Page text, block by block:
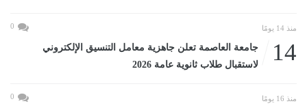
منذ 14 يومًا 0
14
جامعة العاصمة تعلن جاهزية معامل التنسيق الإلكتروني
لاستقبال طلاب ثانوية عامة 2026
منذ 16 يومًا 0